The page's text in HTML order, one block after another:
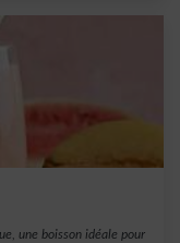
une boisson idéale pour